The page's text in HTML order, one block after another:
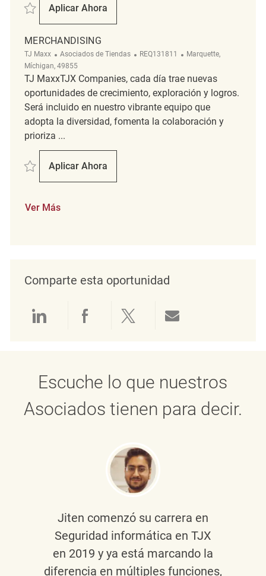
Salvar Merchandising REQ139781
Aplicar Ahora
Merchandising
MERCHANDISING
TJ Maxx Categoría
Asociados de Tiendas ReqId
REQ131811 Ubicación
Marquette,
Míchigan, 49855
TJ MaxxTJX Companies, cada día trae nuevas
oportunidades de crecimiento, exploración y logros.
Será incluido en nuestro vibrante equipo que
adopta la diversidad, fomenta la colaboración y
prioriza ...
Salvar Merchandising REQ131811
Aplicar Ahora
Merchandising
Ver Más
Comparte esta oportunidad
Compartir a través de LinkedIn
Compartir a través de
Compartir a través
Escuche lo que nuestros
Asociados tienen para decir.
Jiten comenzó su carrera en
Seguridad informática en TJX
en 2019 y ya está marcando la
diferencia en múltiples funciones,